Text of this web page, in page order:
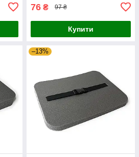
76 ₴ 97 ₴
Купити
–13%